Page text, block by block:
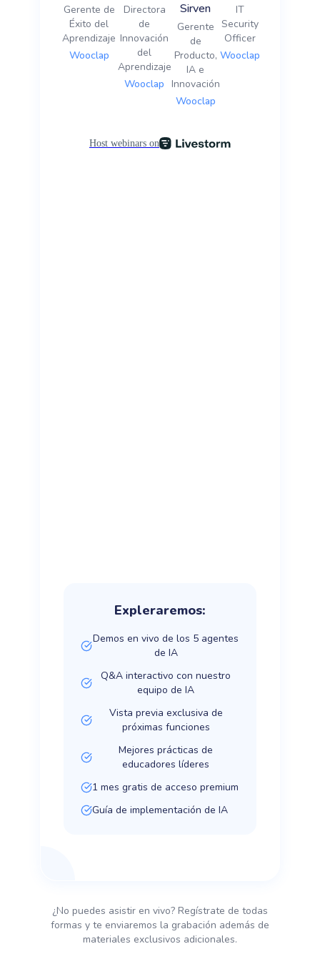
Gerente de
Éxito del
Aprendizaje
Wooclap
Directora
de
Innovación
del
Aprendizaje
Wooclap
Sirven
Gerente
de
Producto,
IA e
Innovación
Wooclap
IT
Security
Officer
Wooclap
Expleraremos:
Demos en vivo de los 5 agentes
de IA
Q&A interactivo con nuestro
equipo de IA
Vista previa exclusiva de
próximas funciones
Mejores prácticas de
educadores líderes
1 mes gratis de acceso premium
Guía de implementación de IA
¿No puedes asistir en vivo? Regístrate de todas
formas y te enviaremos la grabación además de
materiales exclusivos adicionales.